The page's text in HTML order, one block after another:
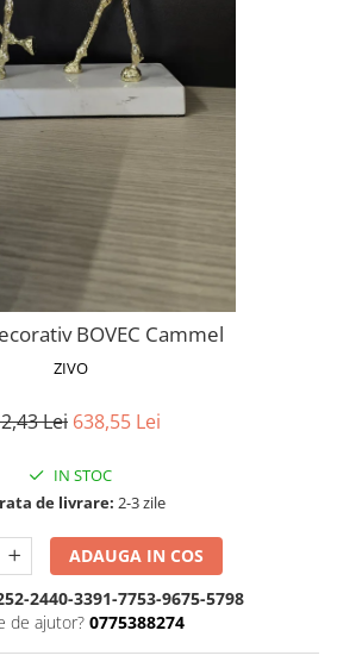
BOVEC Cammel
ZIVO
Lei 638,55 Lei
IN STOC
de livrare: 2-3 zile
ADAUGA IN COS
2440-3391-7753-9675-5798
de ajutor? 0775388274